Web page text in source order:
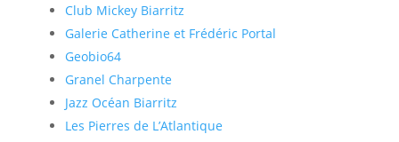
Club Mickey Biarritz
Galerie Catherine et Frédéric Portal
Geobio64
Granel Charpente
Jazz Océan Biarritz
Les Pierres de L’Atlantique